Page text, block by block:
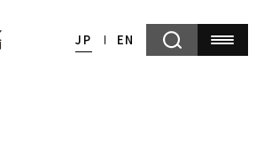
JP EN